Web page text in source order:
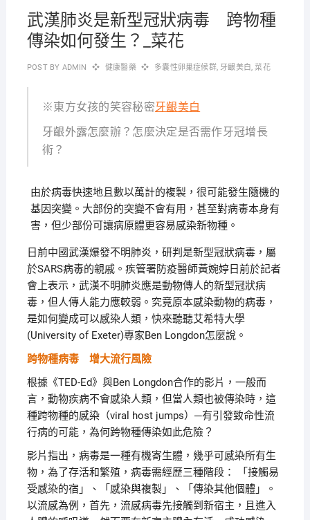
武漢肺炎是新型冠狀病毒 跨物種
傳染如何發生？_菜花
POST BY ADMIN 健康醫藥 多囊性卵巢症候群, 牙齦美白,菜花
※東方女孩的笑容秘密牙齦美白
牙齦外露怎麼辦？怎麼決定是否需作牙冠增長
術？
由於病毒快速地且數以萬計的複製，很可能發生隨機的
基因突變。大部份的突變不會有用，甚至對病毒本身有
害，但少部份可讓病原體更容易感染新物種。
日前中國武漢爆發不明肺炎，研判是新型冠狀病毒，屬
於SARS病毒的親戚。疾管署防疫醫師黃婉婷日前於記者
會上表示，武漢不明肺炎應是動物傳人的新型冠狀病
毒，但人傳人能力應較弱。究竟原本感染動物的病毒，
是如何變成可以感染人類，快來聽聽艾希特大學
(University of Exeter)專家Ben Longdon怎麼說。
跨物種病毒 增大流行風險
根據《TED-Ed》與Ben Longdon合作的影片，一般而
言，動物疾病不會感染人類，但當人類也被傳染時，這
種跨物種的感染（viral host jumps）─有引發致命性流
行病的可能，為何跨物種傳染如此危險？
影片指出，病毒是一種有機寄生體，幾乎可感染所有生
物，為了存活和繁殖，病毒需經歷三種階段： 「接觸易
受感染的宿」、「感染與複製」、「傳染其他個體」。
以流感為例，首先，流感病毒先接觸到新宿主，且進入